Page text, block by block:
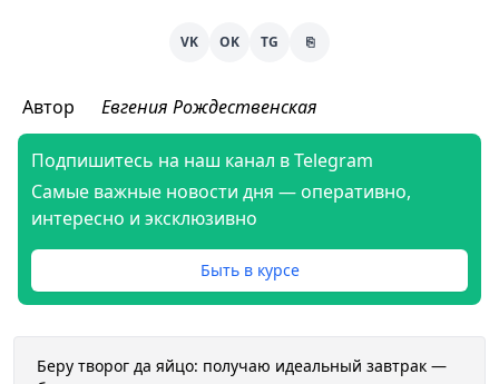
VK OK TG ⎘
Автор Евгения Рождественская
Подпишитесь на наш канал в Telegram
Самые важные новости дня — оперативно,
интересно и эксклюзивно
Быть в курсе
Беру творог да яйцо: получаю идеальный завтрак —